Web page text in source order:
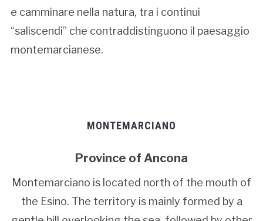
e camminare nella natura, tra i continui
“saliscendi” che contraddistinguono il paesaggio
montemarcianese.
MONTEMARCIANO
Province of Ancona
Montemarciano is located north of the mouth of
the Esino. The territory is mainly formed by a